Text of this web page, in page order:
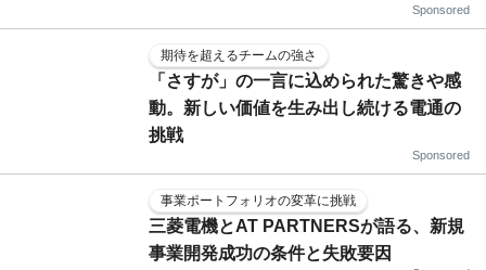
Sponsored
期待を超えるチームの強さ
「さすが」の一言に込められた驚きや感
動。新しい価値を生み出し続ける電通の
挑戦
Sponsored
事業ポートフォリオの変革に挑戦
三菱電機とAT PARTNERSが語る、新規
事業開発成功の条件と失敗要因